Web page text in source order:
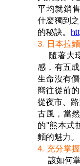
平均就銷
什麼獨到
的秘訣。
3. 日本拉
隨著大
感，有五
生命沒有
嚮往從前
從夜市、
古風，當
的"熊本式
麵的魅力。
4. 充分掌
該如何掌